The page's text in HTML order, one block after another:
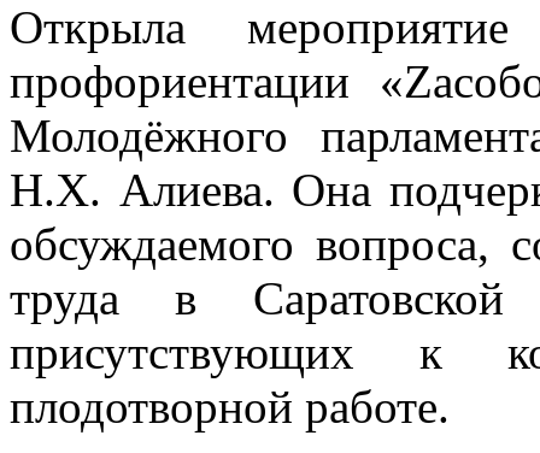
Открыла
профориентации
Молодёжного
Н.Х. Алиева. Она
обсуждаемого вопроса,
труда в
присутствующих к
плодотворной работе.